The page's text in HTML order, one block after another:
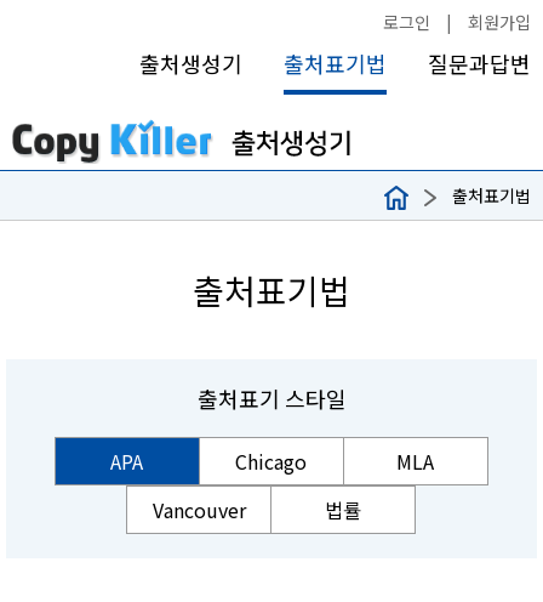
로그인 | 회원가입
출처생성기 출처표기법 질문과답변
출처표기법
출처표기법
출처표기 스타일
APA Chicago
MLA
Vancouver
법률